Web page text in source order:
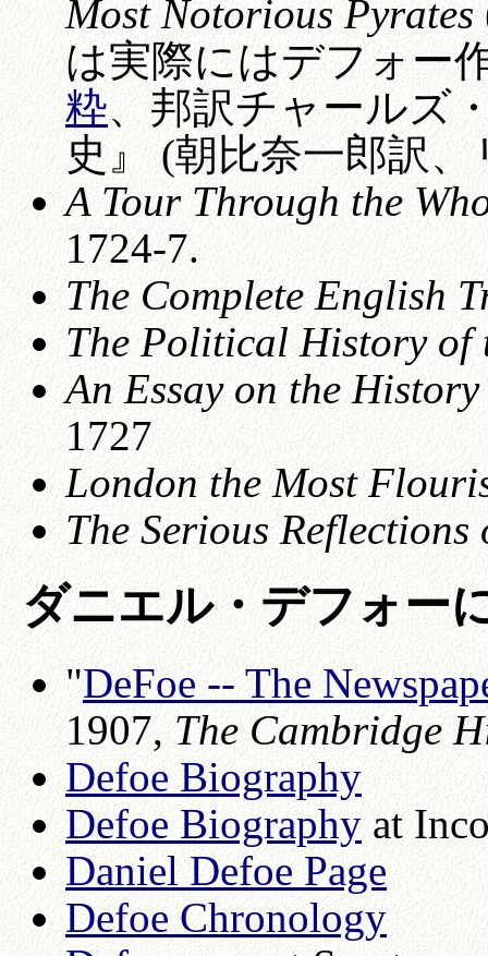
Most Notorious Pyrates
は実際にはデフォー
粋、邦訳チャールズ
史』 (朝比奈一郎訳
A Tour Through the
1724-7.
The Complete English
The Political History of
An Essay on the
1727
London the Most
The Serious
ダニエル・デフォー
"DeFoe -- The
1907,The Cambridge
Defoe Biography
Defoe Biographyat
Daniel Defoe Page
Defoe Chronology